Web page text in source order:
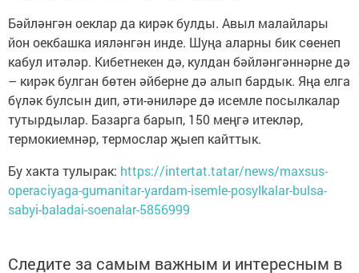
Бәйләнгән оеклар да кирәк булды. Авыл малайлары
йон оекбашка ияләнгән инде. Шуңа аларны бик сөенеп
кабул итәләр. Кибетнекен дә, кулдан бәйләнгәннәрне дә
– кирәк булган бөтен әйберне дә алып бардык. Яңа елга
бүләк булсын дип, әти-әниләре дә исемле посылкалар
тутырдылар. Базарга барып, 150 меңгә итекләр,
термокиемнәр, термослар җыеп кайттык.
Бу хакта тулырак: https://intertat.tatar/news/maxsus-
operaciyaga-gumanitar-yardam-isemle-posylkalar-bulsa-
sabyi-baladai-soenalar-5856999
Следите за самым важным и интересным в